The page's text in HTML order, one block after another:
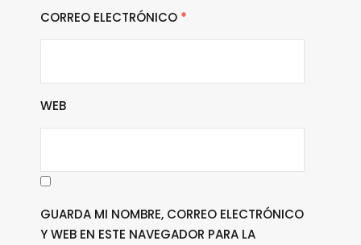
CORREO ELECTRÓNICO *
WEB
GUARDA MI NOMBRE, CORREO ELECTRÓNICO
Y WEB EN ESTE NAVEGADOR PARA LA